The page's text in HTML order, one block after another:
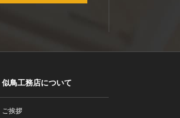
似鳥工務店について
ご挨拶